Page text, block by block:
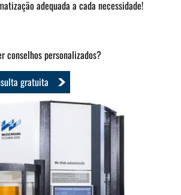
adequada a cada necessidade!
conselhos personalizados?
gratuita